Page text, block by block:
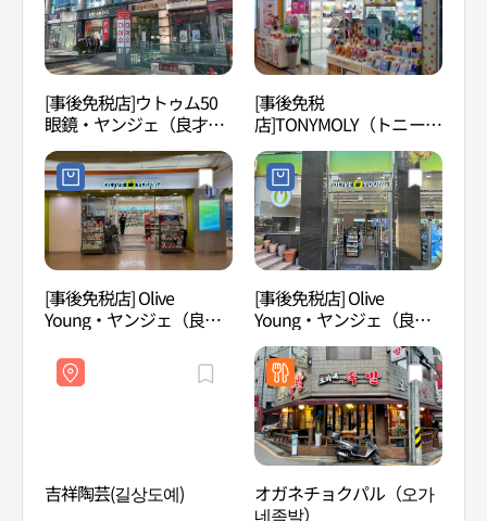
[事後免税店]ウトゥム50
眼鏡・ヤンジェ（良才）
駅店(으뜸50안경 양재역
점)
[事後免税
店]TONYMOLY（トニーモ
リー）・シンブンダン
（新盆唐）線ヤンジェ
（良才）店(토니모리 신분
당선양재점)
[事後免税店] Olive
Young・ヤンジェ（良
점)
[事後免税店] Olive
Young・ヤンジェ（良
才）スタークラス店(올리
브영 양재스타클래스점)
吉祥陶芸(길상도예)
オガネチョクパル（오가
네족발）